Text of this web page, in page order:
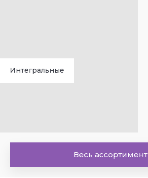
Интегральные
Весь ассортимент